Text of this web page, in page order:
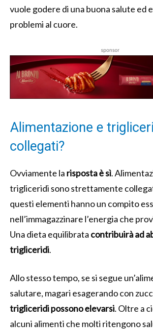
vuole godere di una buona salute ed
problemi al cuore.
sponsor
Alimentazione e
collegati?
Ovviamente la risposta è sì.
trigliceridi sono strettamente
questi elementi hanno un compito
nell’immagazzinare l’energia che
Una dieta equilibrata contribuirà ad
trigliceridi.
Allo stesso tempo, se si segue
salutare, magari esagerando con
trigliceridi possono elevarsi. Oltre a
alcuni alimenti che molti ritengono